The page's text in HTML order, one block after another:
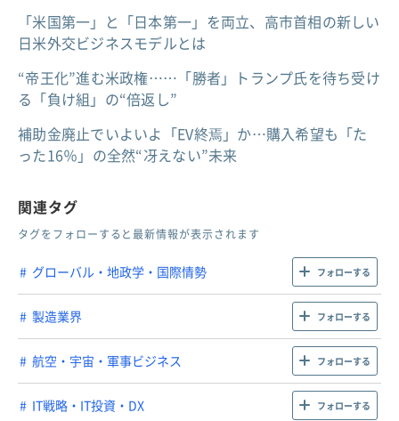
「米国第一」と「日本第一」を両立、高市首相の新しい
日米外交ビジネスモデルとは
“帝王化”進む米政権……「勝者」トランプ氏を待ち受け
る「負け組」の“倍返し”
補助金廃止でいよいよ「EV終焉」か…購入希望も「た
った16％」の全然“冴えない”未来
関連タグ
タグをフォローすると最新情報が表示されます
グローバル・地政学・国際情勢 フォローする
製造業界 フォローする
航空・宇宙・軍事ビジネス フォローする
IT戦略・IT投資・DX フォローする